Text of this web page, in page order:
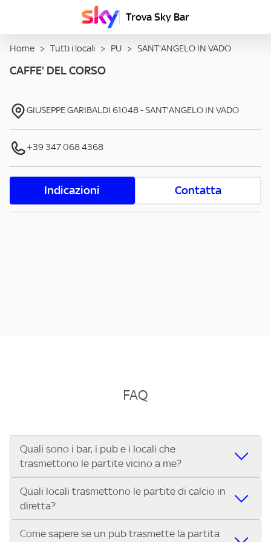
Trova Sky Bar
Home > Tutti i locali > PU > SANT'ANGELO IN VADO
CAFFE' DEL CORSO
GIUSEPPE GARIBALDI 61048-SANT'ANGELO IN VADO
+39 347 068 4368
Indicazioni Contatta
FAQ
Quali sono i bar, i pub e i locali che
trasmettono le partite vicino a me?
Se cerchi un bar, pub, ristorante o locale vicino a te per
vedere le partite di Serie A ENILIVE, la Serie C Sky Wifi, la
UEFA Champions League, la UEFA Europa League, la UEFA
Conference League, il Tennis, la Formula 1®, la MotoGP™ e
Quali locali trasmettono le partite di calcio in
diretta?
Vuoi sapere quali bar, pub o ristoranti mostrano le partite
Come sapere se un pub trasmette la partita